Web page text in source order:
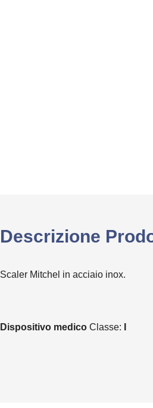
Descrizione
Scaler Mitchel in acciaio inox.
Dispositivo medico Classe: